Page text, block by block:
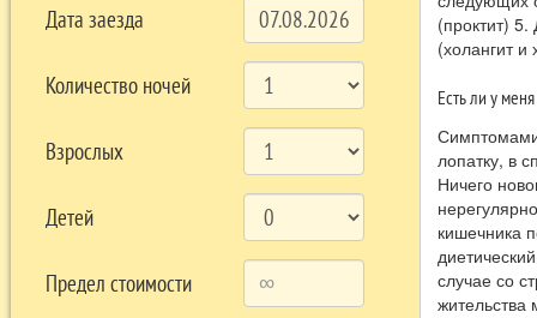
Дата заезда
Количество ночей
Взрослых
Детей
Предел стоимости
(проктит)
(холангит и
Есть ли у
лопатку, в
Ничего
кишечника
случае со
жительства